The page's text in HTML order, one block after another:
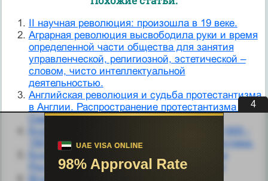
II научная революция: произошла в 19 веке.
Аграрная революция высвободила руки и время
определенной части общества для занятия
управленческой, религиозной, эстетической –
словом, чисто интеллектуальной
деятельностью.
Английская революция и судьба протестантизма
в Англии. Распространение протестантизма в
Северной Америке.
Буржуазно-демократическая революция 1905 -
1907 гг. Третьеиюньская политическая система.
Буржуазно-демократическая революция в
России (1905—1907 гг.) и ее последствия
3